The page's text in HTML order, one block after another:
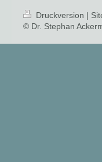
Druckversion |
© Dr. Stephan